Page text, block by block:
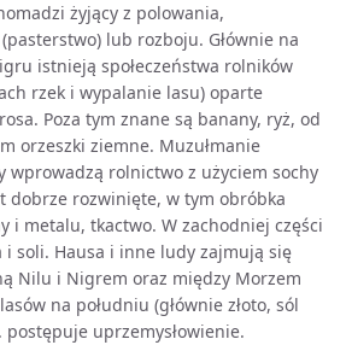
żyjący z polowania,
lub rozboju. Głównie na
istnieją społeczeństwa rolników
rzek i wypalanie lasu) oparte
Poza tym znane są banany, ryż, od
orzeszki ziemne. Muzułmanie
wprowadzą rolnictwo z użyciem sochy
dobrze rozwinięte, w tym obróbka
i metalu, tkactwo. W zachodniej części
i soli. Hausa i inne ludy zajmują się
Nilu i Nigrem oraz między Morzem
na południu (głównie złoto, sól
postępuje uprzemysłowienie.